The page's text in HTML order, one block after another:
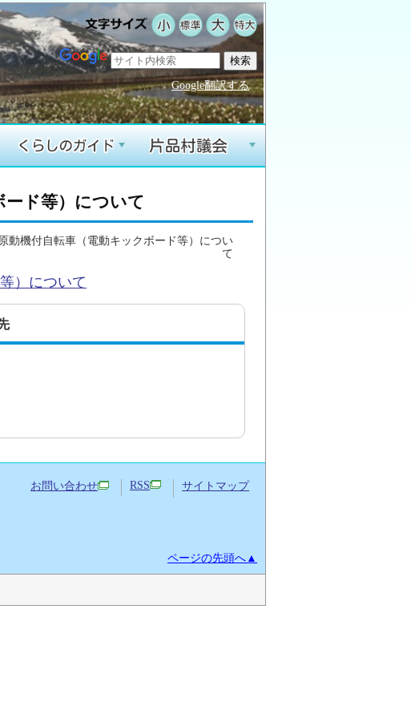
Google翻訳する
ード等）について
動機付自転車（電動キックボード等）につい
て
）について
お問い合わせ RSS サイトマップ
ページの先頭へ▲